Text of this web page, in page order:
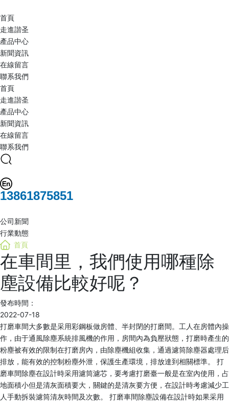
首頁
走進諧圣
產品中心
新聞資訊
在線留言
聯系我們
首頁
走進諧圣
產品中心
新聞資訊
在線留言
聯系我們
13861875851
公司新聞
行業動態
首頁
在車間里，我們使用哪種除
塵設備比較好呢？
發布時間：
2022-07-18
打磨車間大多數是采用彩鋼板做房體、半封閉的打磨間。工人在房體內操
作，由于通風除塵系統排風機的作用，房間內為負壓狀態，打磨時產生的
粉塵被有效的限制在打磨房內，由除塵機組收集，通過濾筒除塵器處理后
排放，能有效的控制粉塵外泄，保護生產環境，排放達到相關標準。 打
磨車間除塵在設計時采用濾筒濾芯，要考慮打磨臺一般是在室內使用，占
地面積小但是清灰面積要大，關鍵的是清灰要方便，在設計時考慮減少工
人手動拆裝濾筒清灰時間及次數。 打磨車間除塵設備在設計時如果采用